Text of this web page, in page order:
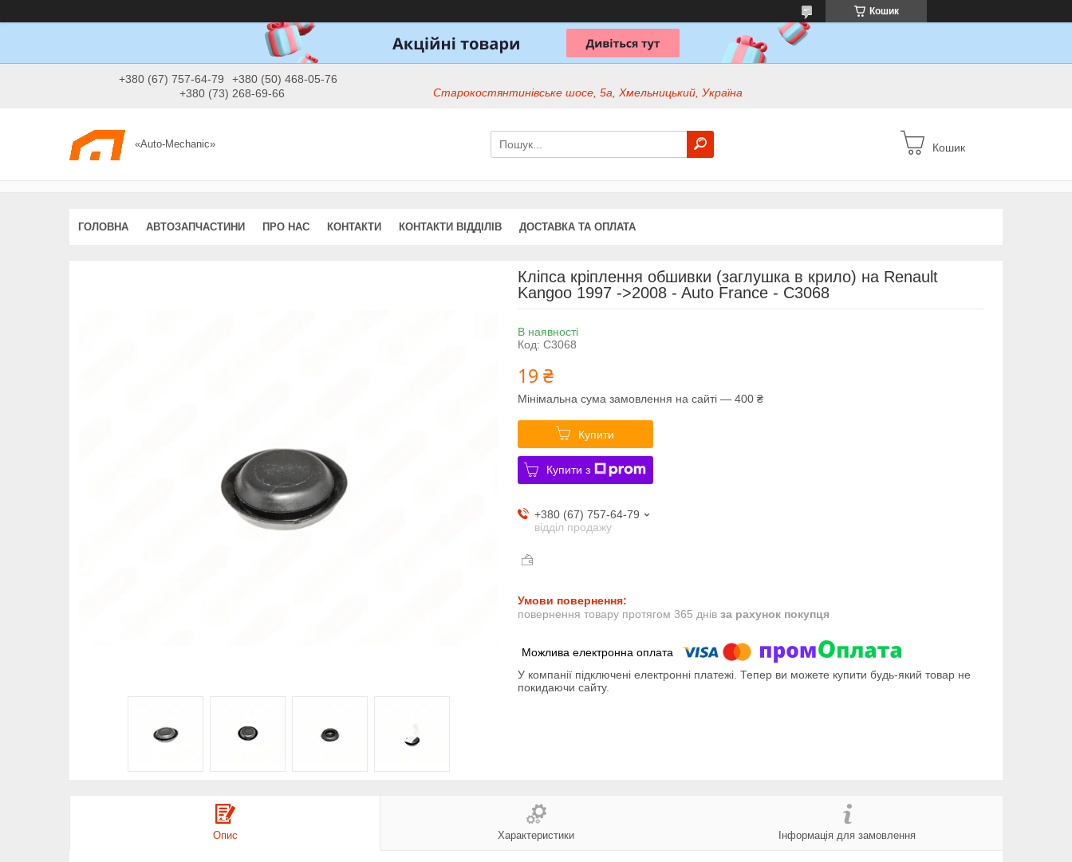
Кошик
+380 (67) 757-64-79
+380 (50) 468-05-76
+380 (73) 268-69-66
Старокостянтинівське шосе, 5а, Хмельницький, Україна
«Auto-Mechanic» Кошик
ГОЛОВНА АВТОЗАПЧАСТИНИ ПРО НАС КОНТАКТИ КОНТАКТИ ВІДДІЛІВ ДОСТАВКА ТА ОПЛАТА
Кліпса кріплення обшивки (заглушка в крило) на Renault
Kangoo 1997 ->2008 - Auto France - C3068
В наявності
Код: C3068
19 ₴
Мінімальна сума замовлення на сайті — 400 ₴
Купити
Купити з
+380 (67) 757-64-79
відділ продажу
повернення товару протягом 365 днів за рахунок покупця
У компанії підключені електронні платежі. Тепер ви можете купити будь-який товар не
покидаючи сайту.
Опис Характеристики Інформація для замовлення